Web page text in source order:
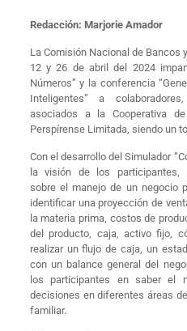
Redacción: Marjorie Amador
La Comisión Nacional de Bancos
12 y 26 de abril del 2024
Números” y la conferencia
Inteligentes” a
asociados a la Cooperativa
Perspírense Limitada, siendo un
Con el desarrollo del Simulador
la visión de los participantes,
sobre el manejo de un negocio
identificar una proyección de
la materia prima, costos de
del producto, caja, activo fijo,
realizar un flujo de caja, un
con un balance general del
los participantes en saber el
decisiones en diferentes áreas
familiar.